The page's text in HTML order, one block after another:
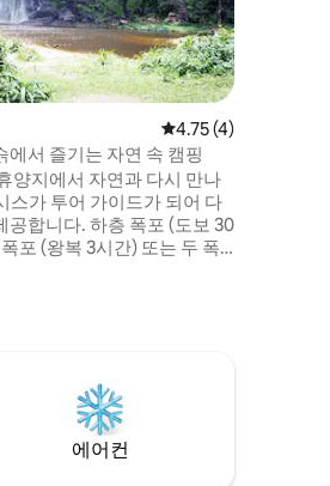
3개
평점 4.75점(5점 만
4.75 (4)
에서 즐기는 자연 속 캠핑
양지에서 자연과 다시 만나
스가 투어 가이드가 되어 다
공합니다. 하층 폭포 (도보 30
포 (왕복 3시간) 또는 두 폭
포에 대한 것입니다. 추가 옵
에어컨